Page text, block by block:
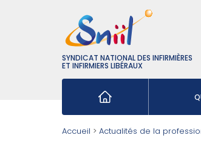
SYNDICAT NATIONAL DES INFIRMIÈRES
ET INFIRMIERS LIBÉRAUX
Accueil > Actualités de la